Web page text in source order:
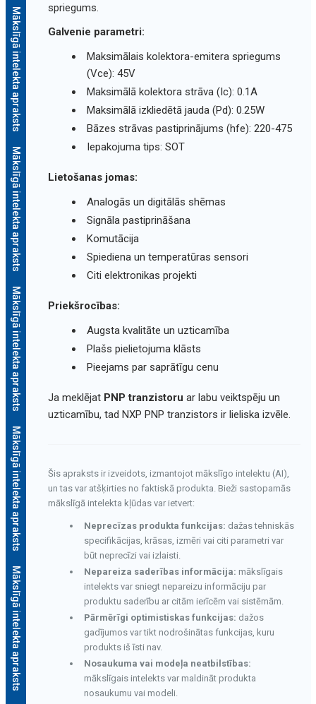
Mākslīgā intelekta apraksts
Mākslīgā intelekta apraksts
Mākslīgā intelekta apraksts
Mākslīgā intelekta apraksts
Mākslīgā intelekta apraksts
spriegums.
Galvenie parametri:
Maksimālais kolektora-emitera spriegums
(Vce): 45V
Maksimālā kolektora strāva (Ic): 0.1A
Maksimālā izkliedētā jauda (Pd): 0.25W
Bāzes strāvas pastiprinājums (hfe): 220-475
Iepakojuma tips: SOT
Lietošanas jomas:
Analogās un digitālās shēmas
Signāla pastiprināšana
Komutācija
Spiediena un temperatūras sensori
Citi elektronikas projekti
Priekšrocības:
Augsta kvalitāte un uzticamība
Plašs pielietojuma klāsts
Pieejams par saprātīgu cenu
Ja meklējat PNP tranzistoru ar labu veiktspēju un
uzticamību, tad NXP PNP tranzistors ir lieliska izvēle.
Šis apraksts ir izveidots, izmantojot mākslīgo intelektu (AI),
un tas var atšķirties no faktiskā produkta. Bieži sastopamās
mākslīgā intelekta kļūdas var ietvert:
Neprecīzas produkta funkcijas: dažas tehniskās
specifikācijas, krāsas, izmēri vai citi parametri var
būt neprecīzi vai izlaisti.
Nepareiza saderības informācija: mākslīgais
intelekts var sniegt nepareizu informāciju par
produktu saderību ar citām ierīcēm vai sistēmām.
Pārmērīgi optimistiskas funkcijas: dažos
gadījumos var tikt nodrošinātas funkcijas, kuru
produkts iš īsti nav.
Nosaukuma vai modeļa neatbilstības:
mākslīgais intelekts var maldināt produkta
nosaukumu vai modeli.